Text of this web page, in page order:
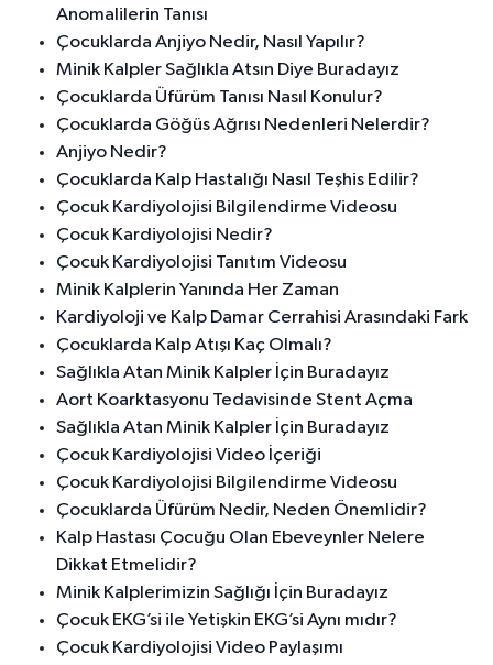
Anomalilerin Tanısı
Çocuklarda Anjiyo Nedir, Nasıl Yapılır?
Minik Kalpler Sağlıkla Atsın Diye Buradayız
Çocuklarda Üfürüm Tanısı Nasıl Konulur?
Çocuklarda Göğüs Ağrısı Nedenleri Nelerdir?
Anjiyo Nedir?
Çocuklarda Kalp Hastalığı Nasıl Teşhis Edilir?
Çocuk Kardiyolojisi Bilgilendirme Videosu
Çocuk Kardiyolojisi Nedir?
Çocuk Kardiyolojisi Tanıtım Videosu
Minik Kalplerin Yanında Her Zaman
Kardiyoloji ve Kalp Damar Cerrahisi Arasındaki Fark
Çocuklarda Kalp Atışı Kaç Olmalı?
Sağlıkla Atan Minik Kalpler İçin Buradayız
Aort Koarktasyonu Tedavisinde Stent Açma
Sağlıkla Atan Minik Kalpler İçin Buradayız
Çocuk Kardiyolojisi Video İçeriği
Çocuk Kardiyolojisi Bilgilendirme Videosu
Çocuklarda Üfürüm Nedir, Neden Önemlidir?
Kalp Hastası Çocuğu Olan Ebeveynler Nelere
Dikkat Etmelidir?
Minik Kalplerimizin Sağlığı İçin Buradayız
Çocuk EKG’si ile Yetişkin EKG’si Aynı mıdır?
Çocuk Kardiyolojisi Video Paylaşımı